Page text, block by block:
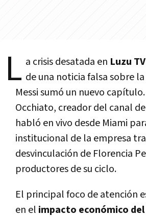
L a crisis desatada en Luzu TV
de una noticia falsa sobre
Messi sumó un nuevo
Occhiato, creador del canal
habló en vivo desde Miami
institucional de la empresa
desvinculación de Florencia
productores de su ciclo.
El principal foco de atención
en el impacto económico